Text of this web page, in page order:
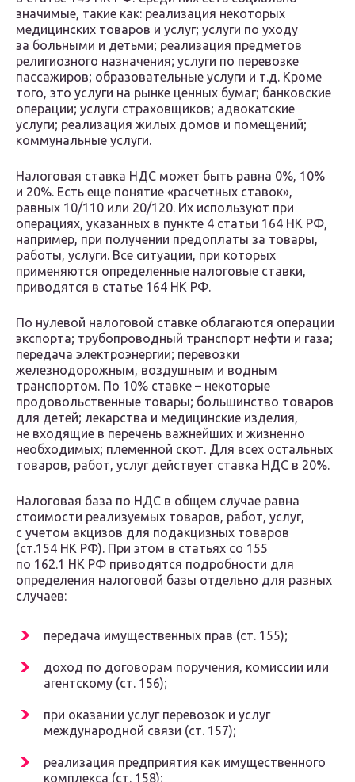
значимые, такие как: реализация некоторых
медицинских товаров и услуг; услуги по уходу
за больными и детьми; реализация предметов
религиозного назначения; услуги по перевозке
пассажиров; образовательные услуги и т.д. Кроме
того, это услуги на рынке ценных бумаг; банковские
операции; услуги страховщиков; адвокатские
услуги; реализация жилых домов и помещений;
коммунальные услуги.
Налоговая ставка НДС может быть равна 0%, 10%
и 20%. Есть еще понятие «расчетных ставок»,
равных 10/110 или 20/120. Их используют при
операциях, указанных в пункте 4 статьи 164 НК РФ,
например, при получении предоплаты за товары,
работы, услуги. Все ситуации, при которых
применяются определенные налоговые ставки,
приводятся в статье 164 НК РФ.
По нулевой налоговой ставке облагаются операции
экспорта; трубопроводный транспорт нефти и газа;
передача электроэнергии; перевозки
железнодорожным, воздушным и водным
транспортом. По 10% ставке – некоторые
продовольственные товары; большинство товаров
для детей; лекарства и медицинские изделия,
не входящие в перечень важнейших и жизненно
необходимых; племенной скот. Для всех остальных
товаров, работ, услуг действует ставка НДС в 20%.
Налоговая база по НДС в общем случае равна
стоимости реализуемых товаров, работ, услуг,
с учетом акцизов для подакцизных товаров
(ст.154 НК РФ). При этом в статьях со 155
по 162.1 НК РФ приводятся подробности для
определения налоговой базы отдельно для разных
случаев:
передача имущественных прав (ст. 155);
доход по договорам поручения, комиссии или
агентскому (ст. 156);
при оказании услуг перевозок и услуг
международной связи (ст. 157);
реализация предприятия как имущественного
комплекса (ст. 158);